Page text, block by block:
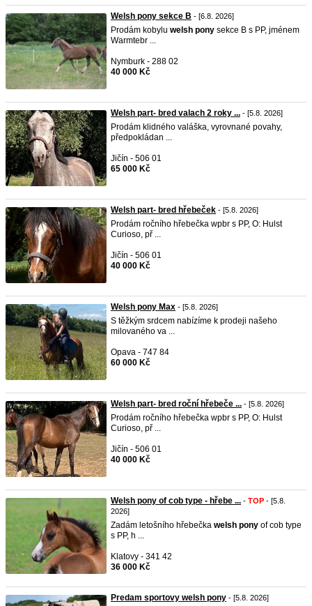
Welsh pony sekce B - [6.8. 2026]
Prodám kobylu welsh pony sekce B s PP, jménem
Warmtebr ...
Nymburk - 288 02
40 000 Kč
Welsh part- bred valach 2 roky ... - [5.8. 2026]
Prodám klidného valáška, vyrovnané povahy,
předpokládan ...
Jičín - 506 01
65 000 Kč
Welsh part- bred hřebeček - [5.8. 2026]
Prodám ročního hřebečka wpbr s PP, O: Hulst
Curioso, př ...
Jičín - 506 01
40 000 Kč
Welsh pony Max - [5.8. 2026]
S těžkým srdcem nabízíme k prodeji našeho
milovaného va ...
Opava - 747 84
60 000 Kč
Welsh part- bred roční hřebeče ... - [5.8. 2026]
Prodám ročního hřebečka wpbr s PP, O: Hulst
Curioso, př ...
Jičín - 506 01
40 000 Kč
Welsh pony of cob type - hřebe ... - TOP - [5.8.
2026]
Zadám letošního hřebečka welsh pony of cob type
s PP, h ...
Klatovy - 341 42
36 000 Kč
Predam sportovy welsh pony - [5.8. 2026]